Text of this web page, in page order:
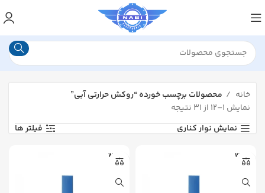
خانه
محصولات برچسب خورده “روکش حرارتی آبی”
نمایش ۱–۱۲ از ۳۱ نتیجه
نمایش نوار کناری
فیلتر ها
WOER
WOER